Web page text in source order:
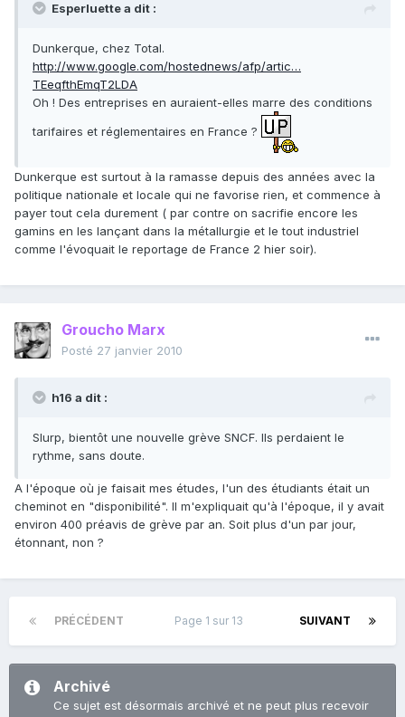
Esperluette a dit :
Dunkerque, chez Total.
http://www.google.com/hostednews/afp/artic…
TEeqfthEmqT2LDA
Oh ! Des entreprises en auraient-elles marre des conditions
tarifaires et réglementaires en France ?
Dunkerque est surtout à la ramasse depuis des années avec la
politique nationale et locale qui ne favorise rien, et commence à
payer tout cela durement ( par contre on sacrifie encore les
gamins en les lançant dans la métallurgie et le tout industriel
comme l'évoquait le reportage de France 2 hier soir).
Groucho Marx
Posté 27 janvier 2010
h16 a dit :
Slurp, bientôt une nouvelle grève SNCF. Ils perdaient le
rythme, sans doute.
A l'époque où je faisait mes études, l'un des étudiants était un
cheminot en "disponibilité". Il m'expliquait qu'à l'époque, il y avait
environ 400 préavis de grève par an. Soit plus d'un par jour,
étonnant, non ?
PRÉCÉDENT SUIVANT
Page 1 sur 13
Archivé
Ce sujet est désormais archivé et ne peut plus recevoir